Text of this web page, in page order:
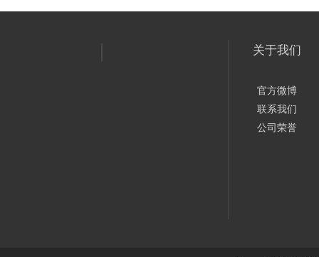
关于我们
官方微博
联系我们
公司荣誉